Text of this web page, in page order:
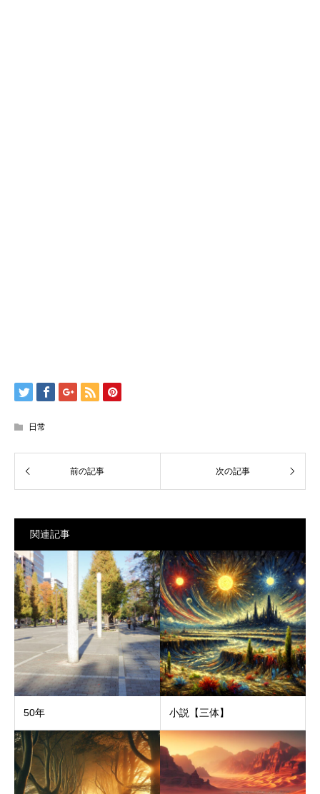
日常
関連記事
50年 小説【三体】